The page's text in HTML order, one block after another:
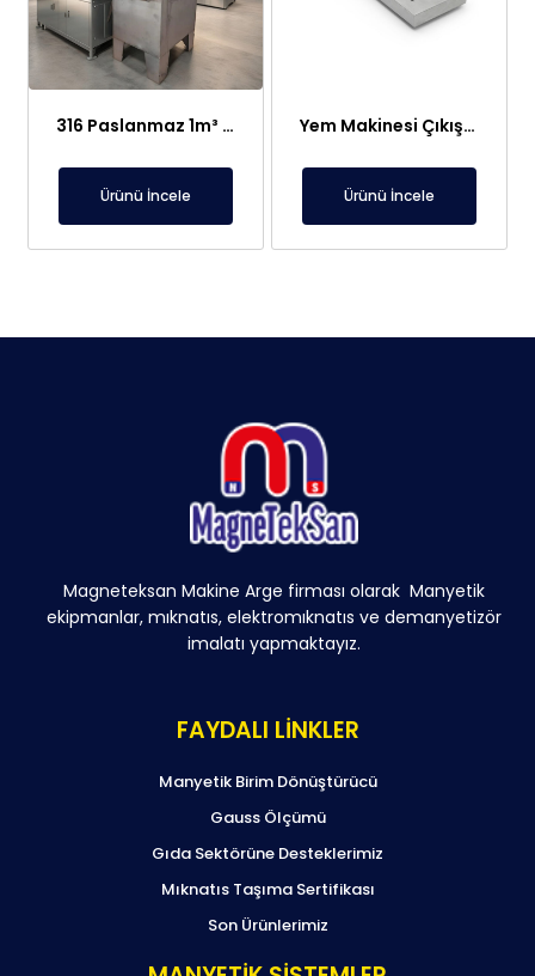
316 Paslanmaz 1m³ Elektroliz Hücresi | 7 Katot 8 Anot Altın Gümüş Rafinasyon Sistemi
Ürünü İncele
Yem Makinesi Çıkışı İçin Metal Ayırıcı Plaka Mıknatıs
Ürünü İncele
Magneteksan Makine Arge firması olarak Manyetik
ekipmanlar, mıknatıs, elektromıknatıs ve demanyetizör
imalatı yapmaktayız.
FAYDALI LİNKLER
Manyetik Birim Dönüştürücü
Gauss Ölçümü
Gıda Sektörüne Desteklerimiz
Mıknatıs Taşıma Sertifikası
Son Ürünlerimiz